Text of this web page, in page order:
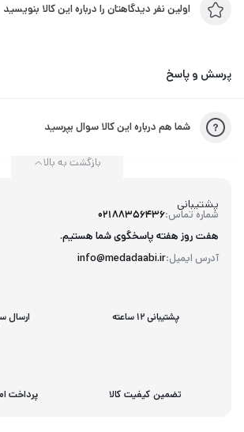
اولین نفر دیدگاهتان را درباره این کالا بنویسید
پرسش و پاسخ
شما هم درباره این کالا سوال بپرسید
پشتیبانی
شماره تماس:02188356436
آدرس ایمیل:info@medadaabi.ir
هفت روز هفته پاسخگوی شما هستیم.
بازگشت به بالا
پشتیبانی 12 ساعته ارسال
تضمین کیفیت کالا پرداخت